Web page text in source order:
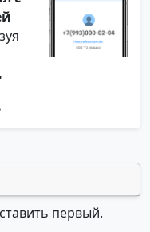
первый.